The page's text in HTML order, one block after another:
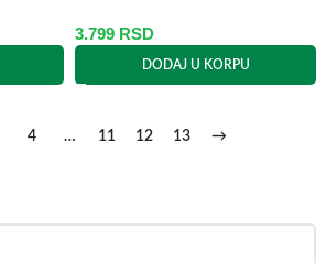
3.799 RSD
DODAJ U KORPU
4 … 11 12 13 →